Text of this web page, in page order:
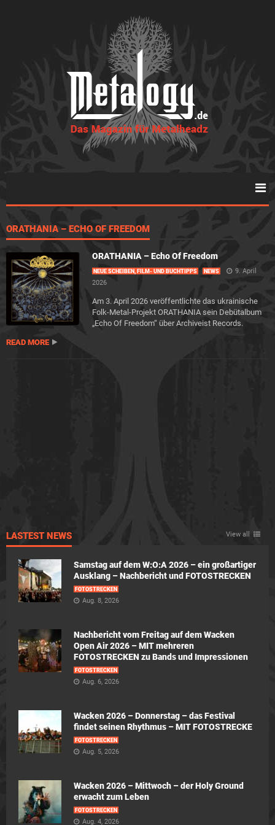
ORATHANIA – ECHO OF FREEDOM
ORATHANIA – Echo Of Freedom
NEUE SCHEIBEN, FILM- UND BUCHTIPPS NEWS
9. April
2026
Am 3. April 2026 veröffentlichte das ukrainische
Folk-Metal-Projekt ORATHANIA sein Debütalbum
„Echo Of Freedom“ über Archiveist Records.
READ MORE
LASTEST NEWS View all
Samstag auf dem W:O:A 2026 – ein großartiger
Ausklang – Nachbericht und FOTOSTRECKEN
FOTOSTRECKEN
Aug. 8, 2026
Nachbericht vom Freitag auf dem Wacken
Open Air 2026 – MIT mehreren
FOTOSTRECKEN zu Bands und Impressionen
FOTOSTRECKEN
Aug. 6, 2026
Wacken 2026 – Donnerstag – das Festival
findet seinen Rhythmus – MIT FOTOSTRECKE
FOTOSTRECKEN
Aug. 5, 2026
Wacken 2026 – Mittwoch – der Holy Ground
erwacht zum Leben
FOTOSTRECKEN
Aug. 4, 2026